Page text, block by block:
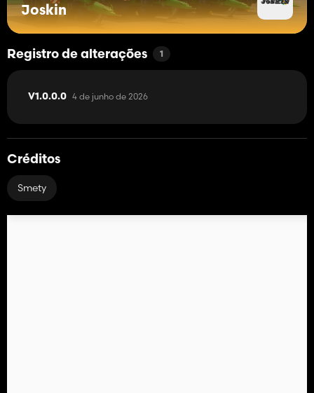
Joskin
Registro de alterações 1
V1.0.0.0 4 de junho de 2026
Créditos
Smety